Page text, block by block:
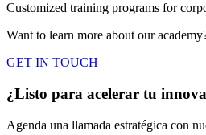
Customized training programs for
Want to learn more about ouracademy
GET IN TOUCH
¿Listo para acelerar tu
Agenda una llamada estratégica con